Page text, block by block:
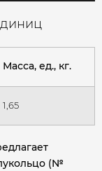
Масса, ед., кг.
1,65
(№